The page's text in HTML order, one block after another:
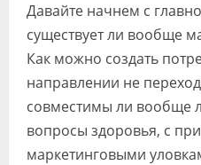
Лаборатории
Давайте начнем с
существует ли вообще
Как можно создать
направлении не
совместимы ли вообще
вопросы здоровья, с
маркетинговыми